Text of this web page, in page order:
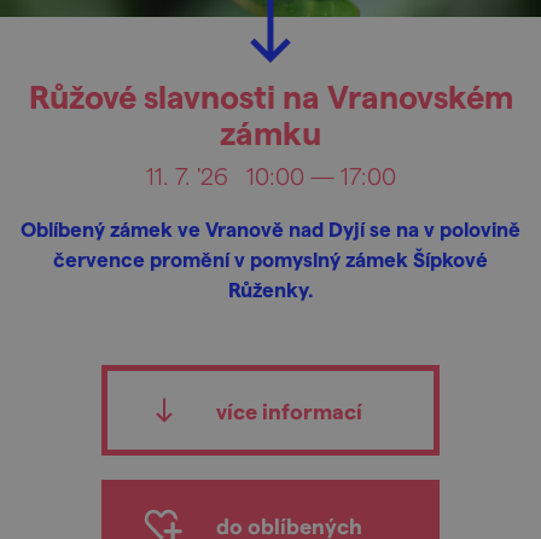
Růžové slavnosti na Vranovském
zámku
11. 7. '26 10:00 — 17:00
Oblíbený zámek ve Vranově nad Dyjí se na v polovině
července promění v pomyslný zámek Šípkové
Růženky.
více informací
do oblíbených